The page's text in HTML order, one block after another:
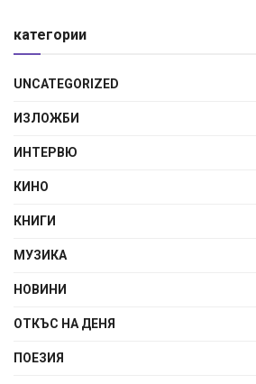
категории
UNCATEGORIZED
ИЗЛОЖБИ
ИНТЕРВЮ
КИНО
КНИГИ
МУЗИКА
НОВИНИ
ОТКЪС НА ДЕНЯ
ПОЕЗИЯ